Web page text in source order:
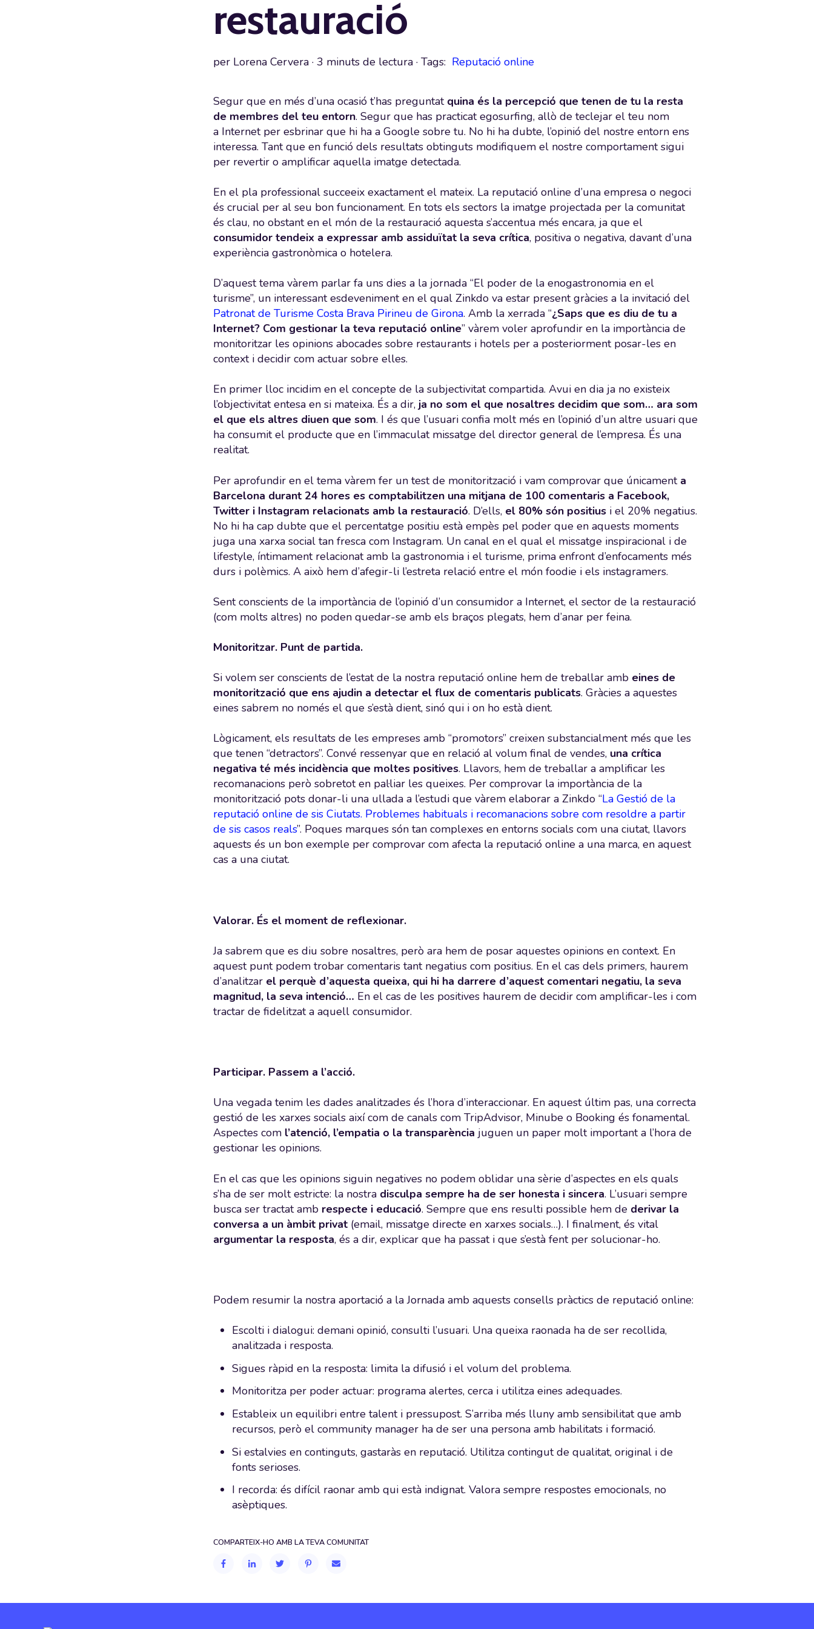
restauració
per Lorena Cervera · 3 minuts de lectura · Tags: Reputació online
Segur que en més d’una ocasió t’has preguntat quina és la percepció que tenen de tu la resta
de membres del teu entorn. Segur que has practicat egosurfing, allò de teclejar el teu nom
a Internet per esbrinar que hi ha a Google sobre tu. No hi ha dubte, l’opinió del nostre entorn ens
interessa. Tant que en funció dels resultats obtinguts modifiquem el nostre comportament sigui
per revertir o amplificar aquella imatge detectada.
En el pla professional succeeix exactament el mateix. La reputació online d’una empresa o negoci
és crucial per al seu bon funcionament. En tots els sectors la imatge projectada per la comunitat
és clau, no obstant en el món de la restauració aquesta s’accentua més encara, ja que el
consumidor tendeix a expressar amb assiduïtat la seva crítica, positiva o negativa, davant d’una
experiència gastronòmica o hotelera.
D’aquest tema vàrem parlar fa uns dies a la jornada “El poder de la enogastronomia en el
turisme”, un interessant esdeveniment en el qual Zinkdo va estar present gràcies a la invitació del
Patronat de Turisme Costa Brava Pirineu de Girona. Amb la xerrada “¿Saps que es diu de tu a
Internet? Com gestionar la teva reputació online” vàrem voler aprofundir en la importància de
monitoritzar les opinions abocades sobre restaurants i hotels per a posteriorment posar-les en
context i decidir com actuar sobre elles.
En primer lloc incidim en el concepte de la subjectivitat compartida. Avui en dia ja no existeix
l’objectivitat entesa en si mateixa. És a dir, ja no som el que nosaltres decidim que som… ara som
el que els altres diuen que som. I és que l’usuari confia molt més en l’opinió d’un altre usuari que
ha consumit el producte que en l’immaculat missatge del director general de l’empresa. És una
realitat.
Per aprofundir en el tema vàrem fer un test de monitorització i vam comprovar que únicament a
Barcelona durant 24 hores es comptabilitzen una mitjana de 100 comentaris a Facebook,
Twitter i Instagram relacionats amb la restauració. D’ells, el 80% són positius i el 20% negatius.
No hi ha cap dubte que el percentatge positiu està empès pel poder que en aquests moments
juga una xarxa social tan fresca com Instagram. Un canal en el qual el missatge inspiracional i de
lifestyle, íntimament relacionat amb la gastronomia i el turisme, prima enfront d’enfocaments més
durs i polèmics. A això hem d’afegir-li l’estreta relació entre el món foodie i els instagramers.
Sent conscients de la importància de l’opinió d’un consumidor a Internet, el sector de la restauració
(com molts altres) no poden quedar-se amb els braços plegats, hem d’anar per feina.
Monitoritzar. Punt de partida.
Si volem ser conscients de l’estat de la nostra reputació online hem de treballar amb eines de
monitorització que ens ajudin a detectar el flux de comentaris publicats. Gràcies a aquestes
eines sabrem no només el que s’està dient, sinó qui i on ho està dient.
Lògicament, els resultats de les empreses amb “promotors” creixen substancialment més que les
que tenen “detractors”. Convé ressenyar que en relació al volum final de vendes, una crítica
negativa té més incidència que moltes positives. Llavors, hem de treballar a amplificar les
recomanacions però sobretot en pal·liar les queixes. Per comprovar la importància de la
monitorització pots donar-li una ullada a l’estudi que vàrem elaborar a Zinkdo “La Gestió de la
reputació online de sis Ciutats. Problemes habituals i recomanacions sobre com resoldre a partir
de sis casos reals”. Poques marques són tan complexes en entorns socials com una ciutat, llavors
aquests és un bon exemple per comprovar com afecta la reputació online a una marca, en aquest
cas a una ciutat.
Valorar. És el moment de reflexionar.
Ja sabrem que es diu sobre nosaltres, però ara hem de posar aquestes opinions en context. En
aquest punt podem trobar comentaris tant negatius com positius. En el cas dels primers, haurem
d’analitzar el perquè d’aquesta queixa, qui hi ha darrere d’aquest comentari negatiu, la seva
magnitud, la seva intenció… En el cas de les positives haurem de decidir com amplificar-les i com
tractar de fidelitzat a aquell consumidor.
Participar. Passem a l’acció.
Una vegada tenim les dades analitzades és l’hora d’interaccionar. En aquest últim pas, una correcta
gestió de les xarxes socials així com de canals com TripAdvisor, Minube o Booking és fonamental.
Aspectes com l’atenció, l’empatia o la transparència juguen un paper molt important a l’hora de
gestionar les opinions.
En el cas que les opinions siguin negatives no podem oblidar una sèrie d’aspectes en els quals
s’ha de ser molt estricte: la nostra disculpa sempre ha de ser honesta i sincera. L’usuari sempre
busca ser tractat amb respecte i educació. Sempre que ens resulti possible hem de derivar la
conversa a un àmbit privat (email, missatge directe en xarxes socials…). I finalment, és vital
argumentar la resposta, és a dir, explicar que ha passat i que s’està fent per solucionar-ho.
Podem resumir la nostra aportació a la Jornada amb aquests consells pràctics de reputació online:
Escolti i dialogui: demani opinió, consulti l’usuari. Una queixa raonada ha de ser recollida,
analitzada i resposta.
Sigues ràpid en la resposta: limita la difusió i el volum del problema.
Monitoritza per poder actuar: programa alertes, cerca i utilitza eines adequades.
Estableix un equilibri entre talent i pressupost. S’arriba més lluny amb sensibilitat que amb
recursos, però el community manager ha de ser una persona amb habilitats i formació.
Si estalvies en continguts, gastaràs en reputació. Utilitza contingut de qualitat, original i de
fonts serioses.
I recorda: és difícil raonar amb qui està indignat. Valora sempre respostes emocionals, no
asèptiques.
COMPARTEIX-HO AMB LA TEVA COMUNITAT